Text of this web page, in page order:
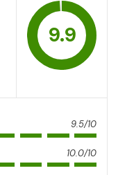
9.9
9.5/10
10.0/10